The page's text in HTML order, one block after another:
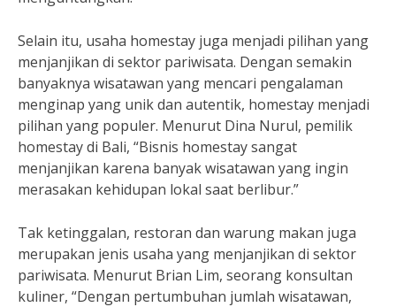
Selain itu, usaha homestay juga menjadi pilihan yang
menjanjikan di sektor pariwisata. Dengan semakin
banyaknya wisatawan yang mencari pengalaman
menginap yang unik dan autentik, homestay menjadi
pilihan yang populer. Menurut Dina Nurul, pemilik
homestay di Bali, “Bisnis homestay sangat
menjanjikan karena banyak wisatawan yang ingin
merasakan kehidupan lokal saat berlibur.”
Tak ketinggalan, restoran dan warung makan juga
merupakan jenis usaha yang menjanjikan di sektor
pariwisata. Menurut Brian Lim, seorang konsultan
kuliner, “Dengan pertumbuhan jumlah wisatawan,